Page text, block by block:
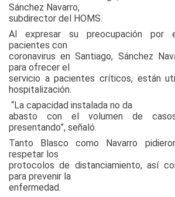
Sánchez Navarro,
subdirector del HOMS.
Al expresar su preocupación por
pacientes con
coronavirus en Santiago, Sánchez
para ofrecer el
servicio a pacientes críticos, están
hospitalización.
“La capacidad instalada no da
abasto con el volumen de
presentando”, señaló.
Tanto Blasco como Navarro
respetar los
protocolos de distanciamiento, así
para prevenir la
enfermedad.